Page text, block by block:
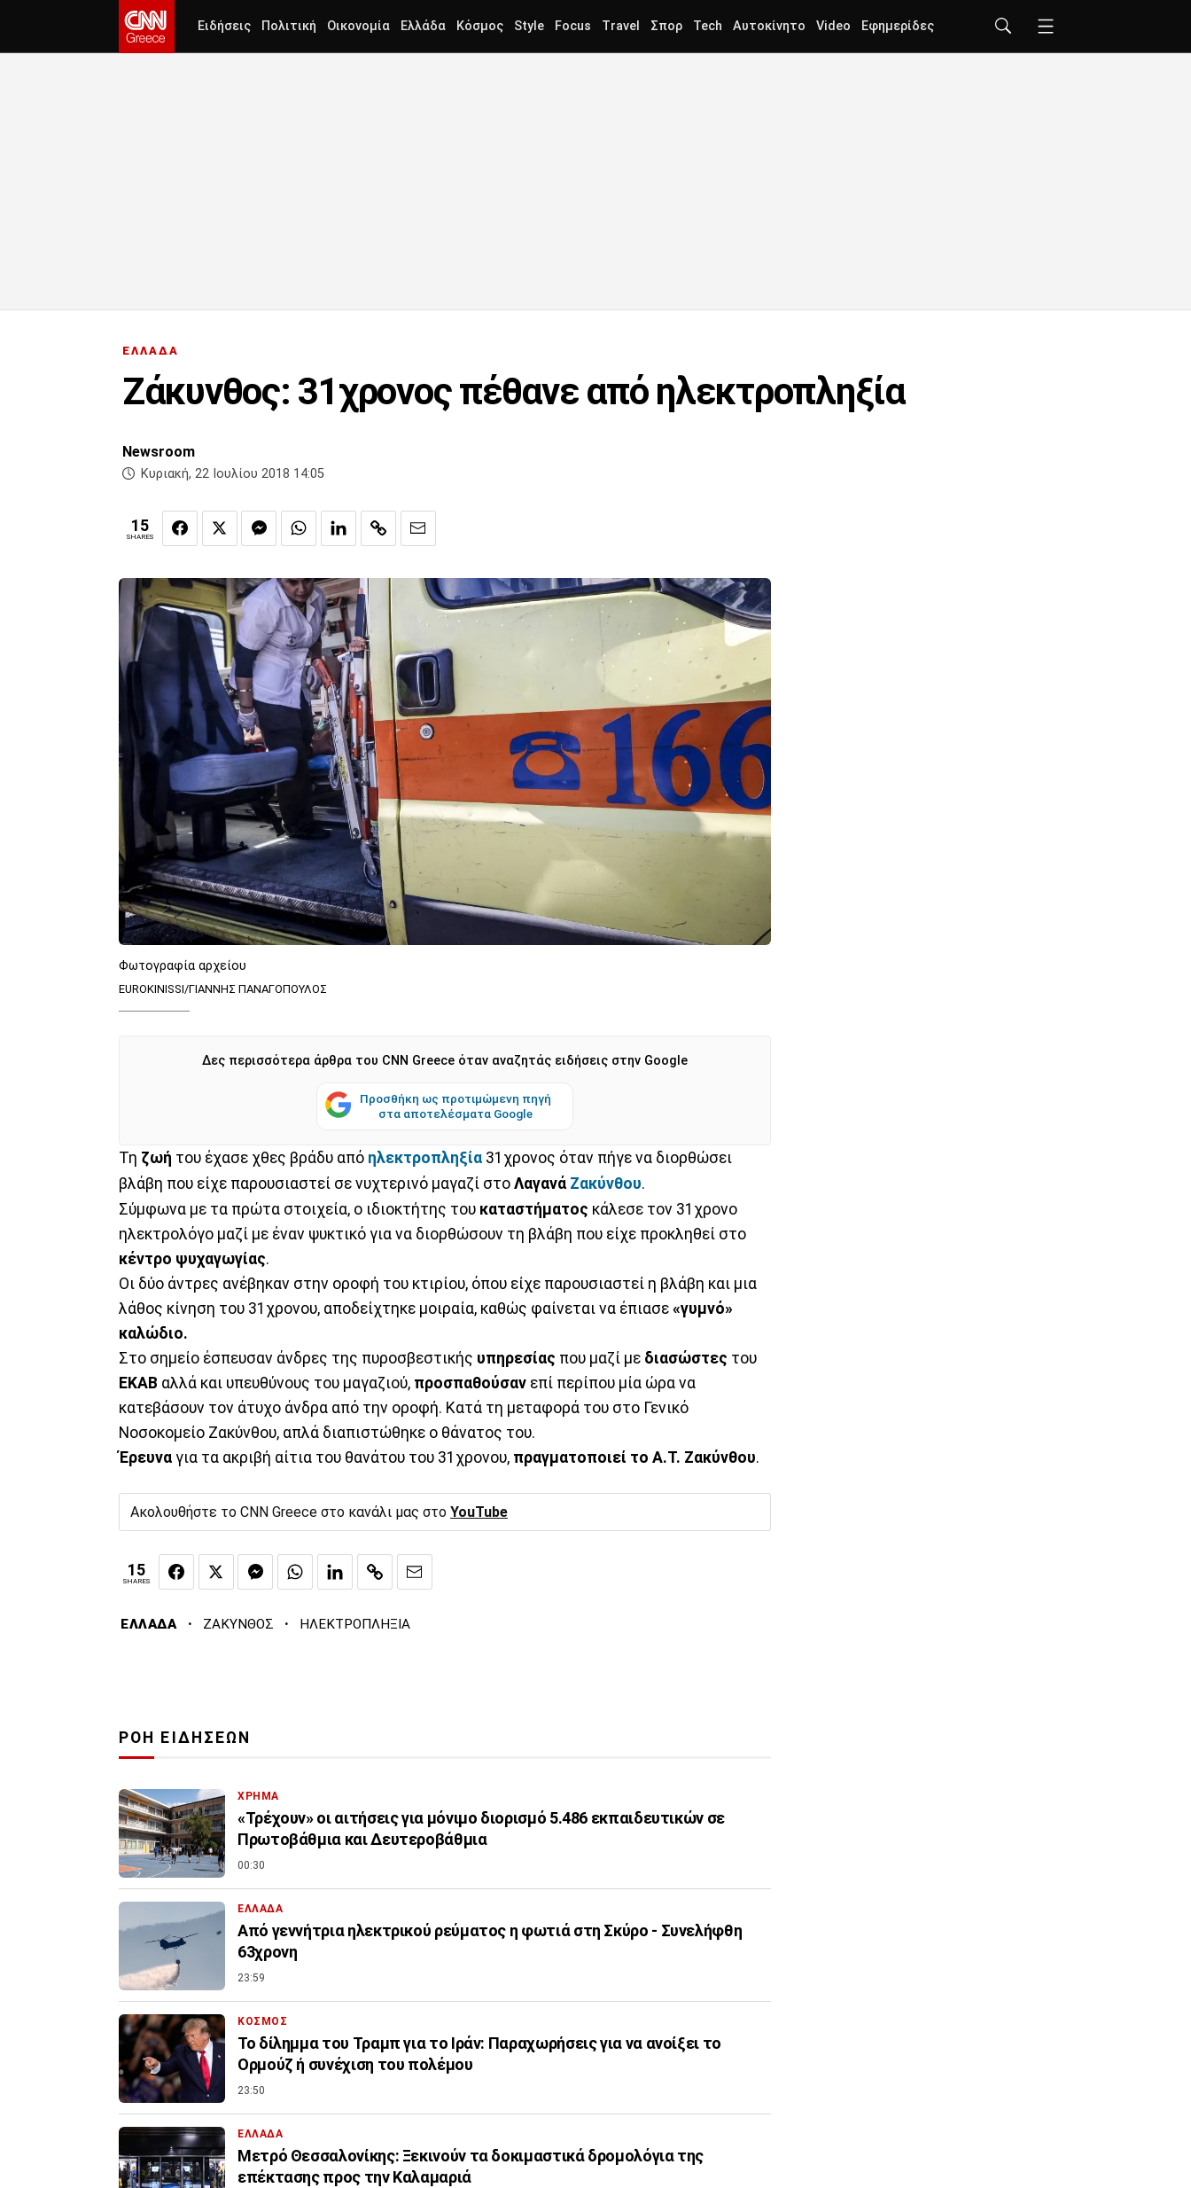
Ειδήσεις Πολιτική Οικονομία Ελλάδα Κόσμος Style Focus Travel Σπορ Tech Αυτοκίνητο Video Εφημερίδες
ΕΛΛΑΔΑ
Ζάκυνθος: 31χρονος πέθανε από ηλεκτροπληξία
Newsroom
Κυριακή, 22 Ιουλίου 2018 14:05
15
SHARES
Φωτογραφία αρχείου
EUROKINISSI/ΓΙΑΝΝΗΣ ΠΑΝΑΓΟΠΟΥΛΟΣ
Δες περισσότερα άρθρα του CNN Greece όταν αναζητάς ειδήσεις στην Google
Προσθήκη ως προτιμώμενη πηγή
στα αποτελέσματα Google
Τη ζωή του έχασε χθες βράδυ από ηλεκτροπληξία 31χρονος όταν πήγε να διορθώσει
βλάβη που είχε παρουσιαστεί σε νυχτερινό μαγαζί στο Λαγανά Ζακύνθου.
Σύμφωνα με τα πρώτα στοιχεία, ο ιδιοκτήτης του καταστήματος κάλεσε τον 31χρονο
ηλεκτρολόγο μαζί με έναν ψυκτικό για να διορθώσουν τη βλάβη που είχε προκληθεί στο
κέντρο ψυχαγωγίας.
Οι δύο άντρες ανέβηκαν στην οροφή του κτιρίου, όπου είχε παρουσιαστεί η βλάβη και μια
λάθος κίνηση του 31χρονου, αποδείχτηκε μοιραία, καθώς φαίνεται να έπιασε «γυμνό»
καλώδιο.
Στο σημείο έσπευσαν άνδρες της πυροσβεστικής υπηρεσίας που μαζί με διασώστες του
ΕΚΑΒ αλλά και υπευθύνους του μαγαζιού, προσπαθούσαν επί περίπου μία ώρα να
κατεβάσουν τον άτυχο άνδρα από την οροφή. Κατά τη μεταφορά του στο Γενικό
Νοσοκομείο Ζακύνθου, απλά διαπιστώθηκε ο θάνατος του.
Έρευνα για τα ακριβή αίτια του θανάτου του 31χρονου, πραγματοποιεί το Α.Τ. Ζακύνθου.
Ακολουθήστε το CNN Greece στο κανάλι μας στο YouTube
15
SHARES
ΕΛΛΑΔΑ · ΖΑΚΥΝΘΟΣ · ΗΛΕΚΤΡΟΠΛΗΞΙΑ
ΡΟΗ ΕΙΔΗΣΕΩΝ
ΧΡΗΜΑ
«Τρέχουν» οι αιτήσεις για μόνιμο διορισμό 5.486 εκπαιδευτικών σε
Πρωτοβάθμια και Δευτεροβάθμια
00:30
ΕΛΛΑΔΑ
Από γεννήτρια ηλεκτρικού ρεύματος η φωτιά στη Σκύρο - Συνελήφθη
63χρονη
23:59
ΚΟΣΜΟΣ
Το δίλημμα του Τραμπ για το Ιράν: Παραχωρήσεις για να ανοίξει το
Ορμούζ ή συνέχιση του πολέμου
23:50
ΕΛΛΑΔΑ
Μετρό Θεσσαλονίκης: Ξεκινούν τα δοκιμαστικά δρομολόγια της
επέκτασης προς την Καλαμαριά